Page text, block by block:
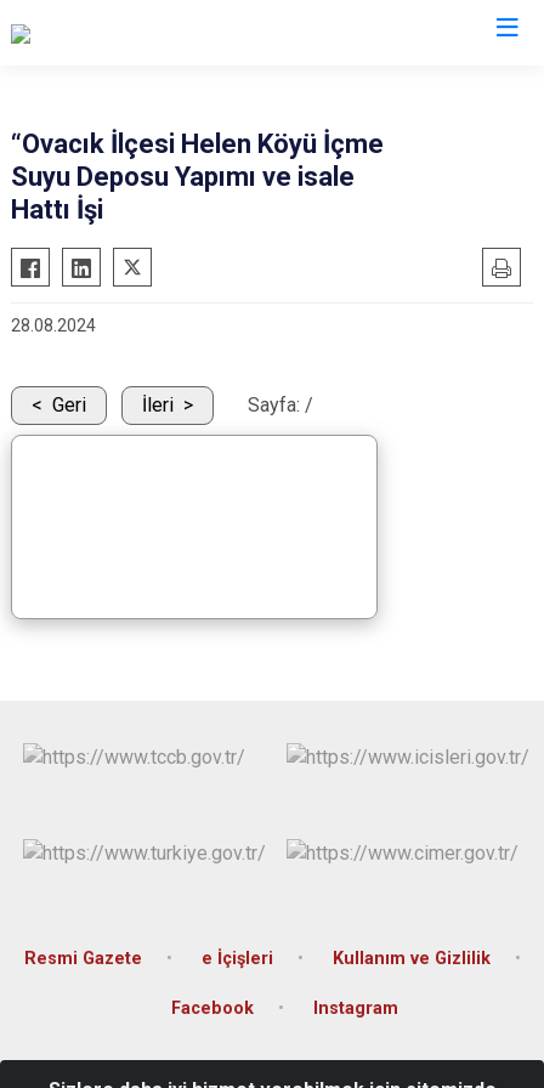
“Ovacık İlçesi Helen Köyü İçme
Suyu Deposu Yapımı ve isale
Hattı İşi
28.08.2024
Geri İleri Sayfa: /
Resmi Gazete e İçişleri Kullanım ve Gizlilik
Facebook Instagram